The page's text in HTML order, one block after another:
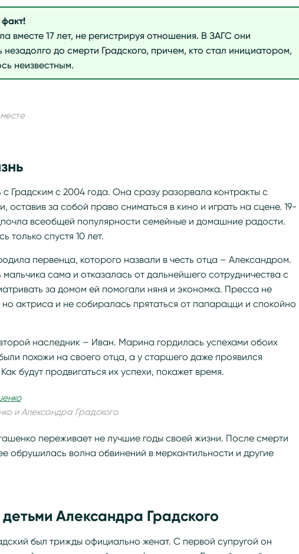
вместе 17 лет, не регистрируя отношения. В ЗАГС они
незадолго до смерти Градского, причем, кто стал инициатором,
неизвестным.
Градским с 2004 года. Она сразу разорвала контракты с
оставив за собой право сниматься в кино и играть на сцене. 19-
всеобщей популярности семейные и домашние радости.
только спустя 10 лет.
первенца, которого назвали в честь отца – Александром.
сама и отказалась от дальнейшего сотрудничества с
за домом ей помогали няня и экономка. Пресса не
актриса и не собиралась прятаться от папарацци и спокойно
наследник – Иван. Марина гордилась успехами обоих
похожи на своего отца, а у старшего даже проявился
будут продвигаться их успехи, покажет время.
и Александра Градского
переживает не лучшие годы своей жизни. После смерти
обрушилась волна обвинений в меркантильности и другие
Александра Градского
был трижды официально женат. С первой супругой он